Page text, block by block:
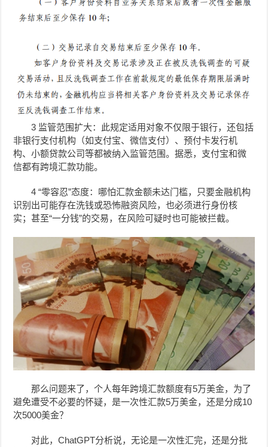
3 监管范围扩大：此规定适用对象不仅限于银行，还包括
非银行支付机构（如支付宝、微信支付）、预付卡发行机
构、小额贷款公司等都被纳入监管范围。据悉，支付宝和微
信都有跨境汇款功能。
4 “零容忍”态度：哪怕汇款金额未达门槛，只要金融机构
识别出可能存在洗钱或恐怖融资风险，也必须进行身份核
实；甚至“一分钱”的交易，在风险可疑时也可能被拦截。
那么问题来了，个人每年跨境汇款额度有5万美金，为了
避免遭受不必要的怀疑，是一次性汇款5万美金，还是分成10
次5000美金？
对此，ChatGPT分析说，无论是一次性汇完，还是分批